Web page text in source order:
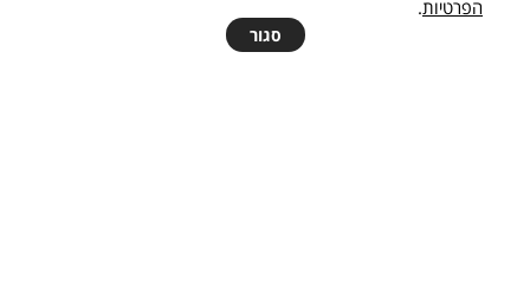
מגדש טורבו סתום
להצעת מחיר
הפרטיות.
סגור